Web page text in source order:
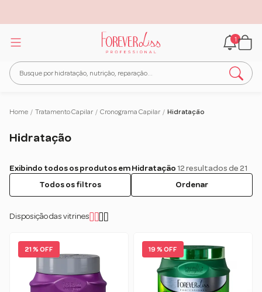
1
Home / Tratamento Capilar / Cronograma Capilar / Hidratação
Hidratação
Exibindo todos os produtos em Hidratação 12 resultados de 21
Todos os filtros
Ordenar
Disposição das vitrines
21 % OFF 19 % OFF